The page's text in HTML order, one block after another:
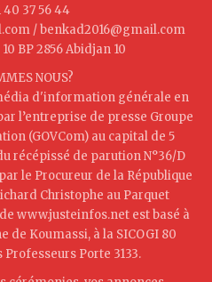
40 37 56 44
/ benkad2016@gmail.com
BP 2856 Abidjan 10
NOUS?
d'information générale en
l’entreprise de presse Groupe
(GOVCom) au capital de 5
récépissé de parution N°36/D
le Procureur de la République
Christophe au Parquet
www.justeinfos.net est basé à
de Koumassi, à la SICOGI 80
Porte 3133.